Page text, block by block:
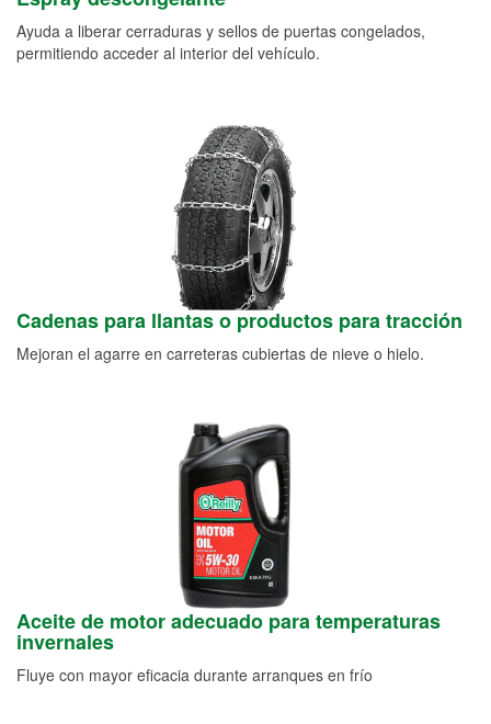
Ayuda a liberar cerraduras y sellos de puertas congelados,
permitiendo acceder al interior del vehículo.
Cadenas para llantas o productos para tracción
Mejoran el agarre en carreteras cubiertas de nieve o hielo.
Aceite de motor adecuado para temperaturas
invernales
Fluye con mayor eficacia durante arranques en frío